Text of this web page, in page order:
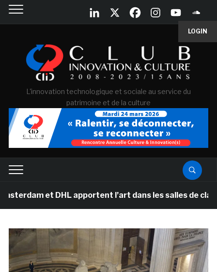
LOGIN
L'innovation technologique et sociale au service du
patrimoine et de la culture
et DHL apportent l’art dans les salles de classe des